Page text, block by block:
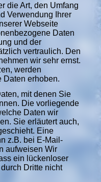
die Art, den Umfang
Verwendung Ihrer
Webseite
Daten
und der
vertraulich. Den
wir sehr ernst.
werden
Daten erhoben.
mit denen Sie
Die vorliegende
Daten wir
Sie erläutert auch,
Eine
z.B. bei E-Mail-
aufweisen Wir
ein lückenloser
Dritte nicht